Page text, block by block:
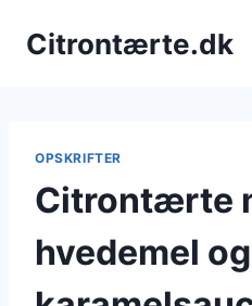
Citrontærte.dk
OPSKRIFTER
Citrontærte
hvedemel og